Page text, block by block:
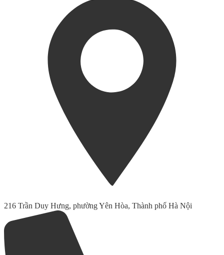
216 Trần Duy Hưng, phường Yên Hòa, Thành phố Hà Nội